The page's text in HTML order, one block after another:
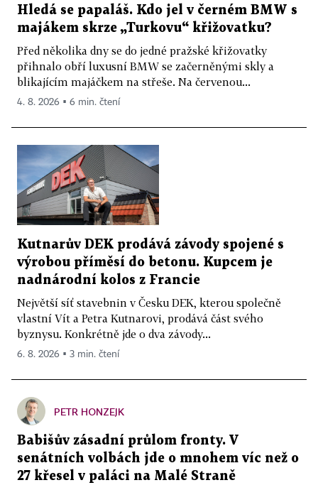
Hledá se papaláš. Kdo jel v černém BMW s
majákem skrze „Turkovu“ křižovatku?
Před několika dny se do jedné pražské křižovatky
přihnalo obří luxusní BMW se začerněnými skly a
blikajícím majáčkem na střeše. Na červenou...
4. 8. 2026 ▪ 6 min. čtení
Kutnarův DEK prodává závody spojené s
výrobou příměsí do betonu. Kupcem je
nadnárodní kolos z Francie
Největší síť stavebnin v Česku DEK, kterou společně
vlastní Vít a Petra Kutnarovi, prodává část svého
byznysu. Konkrétně jde o dva závody...
6. 8. 2026 ▪ 3 min. čtení
PETR HONZEJK
Babišův zásadní průlom fronty. V
senátních volbách jde o mnohem víc než o
27 křesel v paláci na Malé Straně